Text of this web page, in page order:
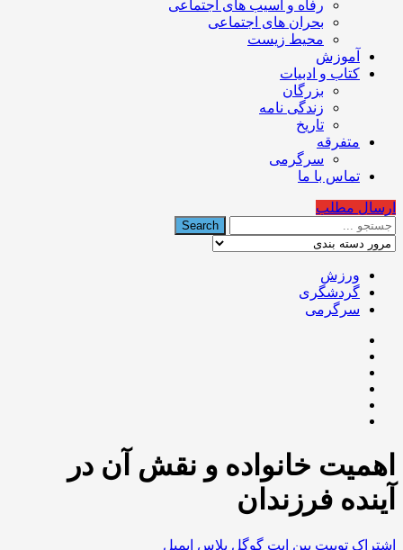
رفاه و آسیب های اجتماعی
بحران های اجتماعی
محیط زیست
آموزش
کتاب و ادبیات
بزرگان
زندگی نامه
تاریخ
متفرقه
سرگرمی
تماس با ما
ارسال مطلب
ورزش
گردشگری
سرگرمی
اهمیت خانواده و نقش آن در
آینده فرزندان
اشتراک توییت پین ایت گوگل‌ پلاس ایمیل